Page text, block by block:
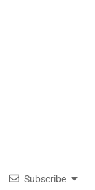
Subscribe